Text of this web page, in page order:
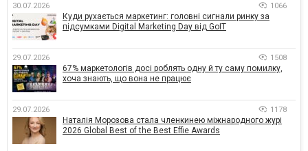
30.07.2026 1066
Куди рухається маркетинг: головні сигнали ринку за
підсумками Digital Marketing Day від GoIT
29.07.2026 1508
67% маркетологів досі роблять одну й ту саму помилку,
хоча знають, що вона не працює
29.07.2026 1178
Наталія Морозова стала членкинею міжнародного журі
2026 Global Best of the Best Effie Awards